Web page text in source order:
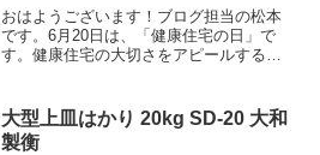
おはようございます！ブログ担当の松本
です。6月20日は、「健康住宅の日」で
す。健康住宅の大切さをアピールするこ
使った建材や家具などによる空気汚染」
や「湿度異常による疾患...
大型上皿はかり 20kg SD-20 大和
製衡